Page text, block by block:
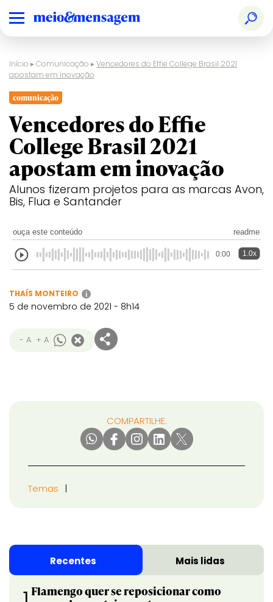
Início ▸Comunicação ▸Vencedores do Effie College Brasil 2021
apostam em inovação
comunicação
Vencedores do Effie
College Brasil 2021
apostam em inovação
Alunos fizeram projetos para as marcas Avon,
Bis, Flua e Santander
ouça este conteúdo readme
0:00 1.0x
THAÍS MONTEIRO i
5 de novembro de 2021 - 8h14
- A + A
COMPARTILHE:
Temas
Recentes Mais lidas
Flamengo quer se reposicionar como